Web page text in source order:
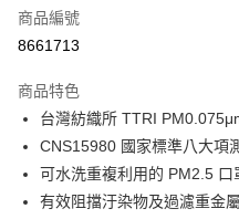
LINE Pay
街口支付
悠遊付
ATM付款
商品編號
8661713
商品特色
台灣紡織所 TTRI
CNS15980 國家標準八大項
可水洗重複利用的 PM2.5 口
有效阻擋汙染物及過濾重金